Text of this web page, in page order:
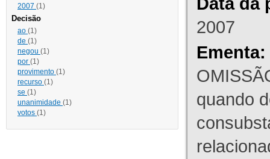
2007 (1)
Decisão
ao (1)
de (1)
negou (1)
por (1)
provimento (1)
recurso (1)
se (1)
unanimidade (1)
votos (1)
2007
Ementa:
quando